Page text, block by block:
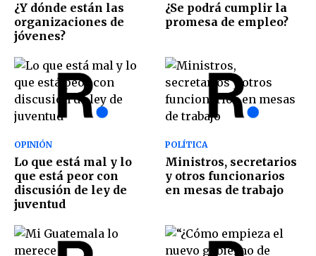
¿Y dónde están las
organizaciones de
jóvenes?
¿Se podrá cumplir la
promesa de empleo?
OPINIÓN
Lo que está mal y lo
que está peor con
discusión de ley de
juventud
POLÍTICA
Ministros, secretarios
y otros funcionarios
en mesas de trabajo